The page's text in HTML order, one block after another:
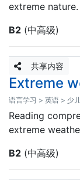
extreme nature.
B2 (中高级)
共享内容
Extreme
语言学习 > 英语 > 少
Reading
extreme
B2 (中高级)